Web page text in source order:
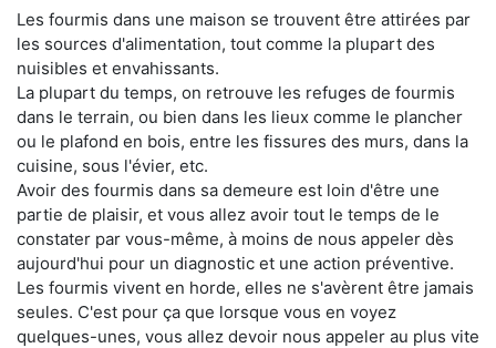
Les fourmis dans une maison se trouvent être attirées par
les sources d'alimentation, tout comme la plupart des
nuisibles et envahissants.
La plupart du temps, on retrouve les refuges de fourmis
dans le terrain, ou bien dans les lieux comme le plancher
ou le plafond en bois, entre les fissures des murs, dans la
cuisine, sous l'évier, etc.
Avoir des fourmis dans sa demeure est loin d'être une
partie de plaisir, et vous allez avoir tout le temps de le
constater par vous-même, à moins de nous appeler dès
aujourd'hui pour un diagnostic et une action préventive.
Les fourmis vivent en horde, elles ne s'avèrent être jamais
seules. C'est pour ça que lorsque vous en voyez
quelques-unes, vous allez devoir nous appeler au plus vite